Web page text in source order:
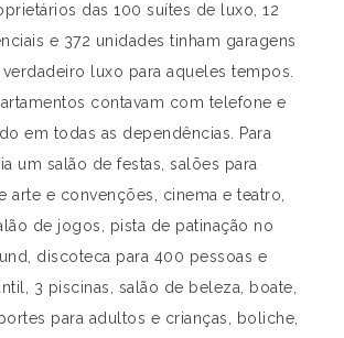
das 100 suítes de luxo, 12
e 372 unidades tinham garagens
luxo para aqueles tempos.
contavam com telefone e
em todas as dependências. Para
um salão de festas, salões para
arte e convenções, cinema e teatro,
de jogos, pista de patinação no
discoteca para 400 pessoas e
3 piscinas, salão de beleza, boate,
para adultos e crianças, boliche,